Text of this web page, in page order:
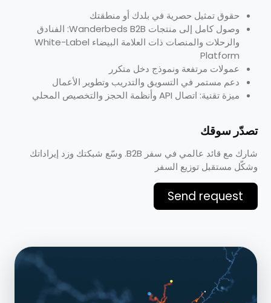
حقوق تمثيل حصرية في بلدك أو منطقتك
وصول كامل إلى منتجات Wanderbeds B2B: الفنادق
والرحلات والمنصات ذات العلامة البيضاء White-Label
Platform
عمولات مرتفعة ونموذج دخل متكرر
دعم مستمر في التسويق والتدريب وتطوير الأعمال
ميزة تقنية: اتصال API وأنظمة الحجز والتخصيص المحلي
تصدّر سوقك
شارك مع قائد عالمي في سفر B2B. وسّع شبكتك وزد إيراداتك
وشكّل مستقبل توزيع السفر
Send request